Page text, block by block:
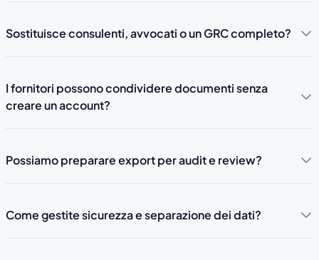
Sostituisce consulenti, avvocati o un GRC completo?
I fornitori possono condividere documenti senza
creare un account?
Possiamo preparare export per audit e review?
Come gestite sicurezza e separazione dei dati?